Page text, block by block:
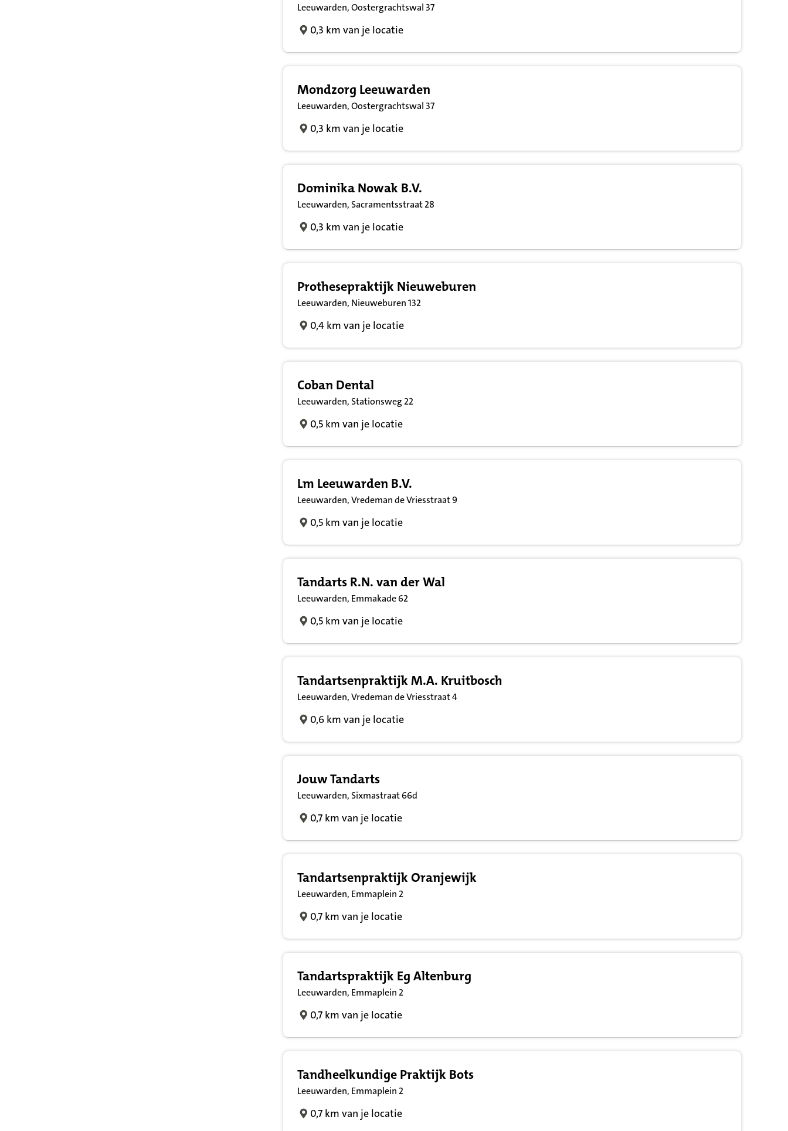
Leeuwarden, Oostergrachtswal 37
0,3 km van je locatie
Mondzorg Leeuwarden
Leeuwarden, Oostergrachtswal 37
0,3 km van je locatie
Dominika Nowak B.V.
Leeuwarden, Sacramentsstraat 28
0,3 km van je locatie
Prothesepraktijk Nieuweburen
Leeuwarden, Nieuweburen 132
0,4 km van je locatie
Coban Dental
Leeuwarden, Stationsweg 22
0,5 km van je locatie
Lm Leeuwarden B.V.
Leeuwarden, Vredeman de Vriesstraat 9
0,5 km van je locatie
Tandarts R.N. van der Wal
Leeuwarden, Emmakade 62
0,5 km van je locatie
Tandartsenpraktijk M.A. Kruitbosch
Leeuwarden, Vredeman de Vriesstraat 4
0,6 km van je locatie
Jouw Tandarts
Leeuwarden, Sixmastraat 66d
0,7 km van je locatie
Tandartsenpraktijk Oranjewijk
Leeuwarden, Emmaplein 2
0,7 km van je locatie
Tandartspraktijk Eg Altenburg
Leeuwarden, Emmaplein 2
0,7 km van je locatie
Tandheelkundige Praktijk Bots
Leeuwarden, Emmaplein 2
0,7 km van je locatie